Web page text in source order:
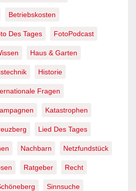
Betriebskosten
Des Tages FotoPodcast
Haus & Garten
Historie
Fragen
Katastrophen
Lied Des Tages
Nachbarn Netzfundstück
Ratgeber Recht
Sinnsuche